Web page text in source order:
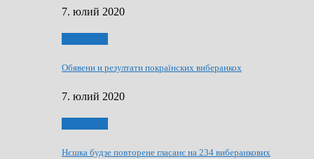
7. юлий 2020
Обявени и резултати покраїнских виберанкох
7. юлий 2020
Нєшка будзе повторене гласанє на 234 виберанкових